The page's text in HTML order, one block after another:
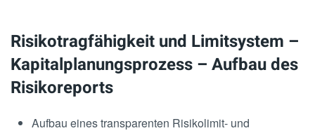
Risikotragfähigkeit und Limitsystem –
Kapitalplanungsprozess – Aufbau des
Risikoreports
Aufbau eines transparenten Risikolimit- und